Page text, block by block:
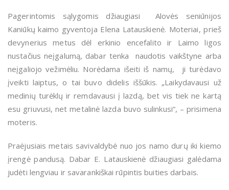
Pagerintomis sąlygomis džiaugiasi Alovės seniūnijos
Kaniūkų kaimo gyventoja Elena Latauskienė. Moteriai, prieš
devynerius metus dėl erkinio encefalito ir Laimo ligos
nustačius neįgalumą, dabar tenka naudotis vaikštyne arba
neįgaliojo vežimėliu. Norėdama išeiti iš namų, ji turėdavo
įveikti laiptus, o tai buvo didelis iššūkis. „Laikydavausi už
medinių turėklų ir remdavausi į lazdą, bet vis tiek ne kartą
esu griuvusi, net metalinė lazda buvo sulinkusi“, – prisimena
moteris.
Praėjusiais metais savivaldybė nuo jos namo durų iki kiemo
įrengė pandusą. Dabar E. Latauskienė džiaugiasi galėdama
judėti lengviau ir savarankiškai rūpintis buities darbais.